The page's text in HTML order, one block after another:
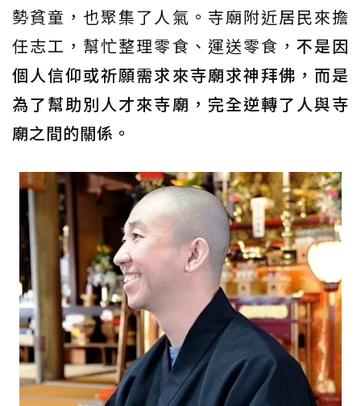
勢貧童，也聚集了人氣。寺廟附近居民來擔
任志工，幫忙整理零食、運送零食， 不是因
個人信仰或祈願需求來寺廟求神拜佛，而是
為了幫助別人才來寺廟，完全逆轉了人與寺
廟之間的關係。